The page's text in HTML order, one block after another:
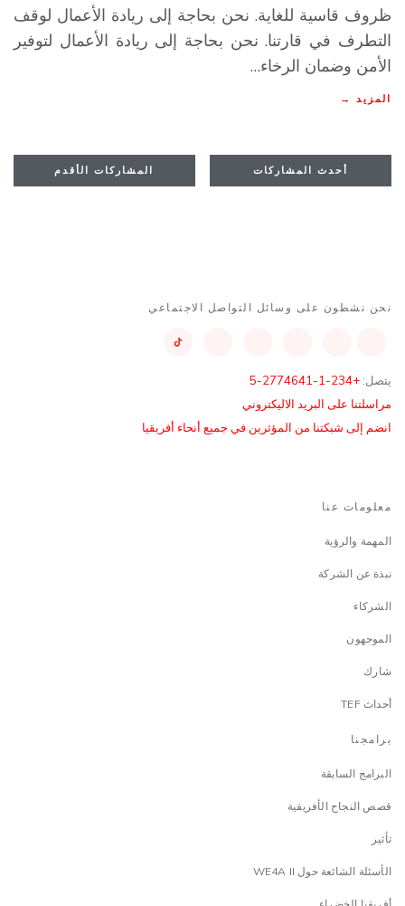
ظروف قاسية للغاية. نحن بحاجة إلى ريادة الأعمال لوقف
التطرف في قارتنا. نحن بحاجة إلى ريادة الأعمال لتوفير
الأمن وضمان الرخاء…
المزيد →
المشاركات الأقدم أحدث المشاركات
نحن نشطون على وسائل التواصل الاجتماعي
يتصل: +234-1-2774641-5
مراسلتنا على البريد الاليكتروني
انضم إلى شبكتنا من المؤثرين في جميع أنحاء أفريقيا
معلومات عنا
المهمة والرؤية
نبذة عن الشركة
الشركاء
الموجهون
شارك
أحداث TEF
برامجنا
البرامج السابقة
قصص النجاح الأفريقية
تأثير
الأسئلة الشائعة حول WE4A II